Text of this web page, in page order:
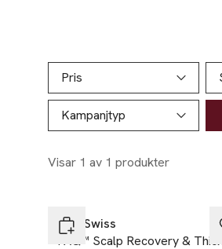
Hoppa till produktsidan
Pris
Kampanjtyp
Visar 1 av 1 produkter
Lista över produkter
FAQ Swiss
FAQ™ Scalp Recovery &